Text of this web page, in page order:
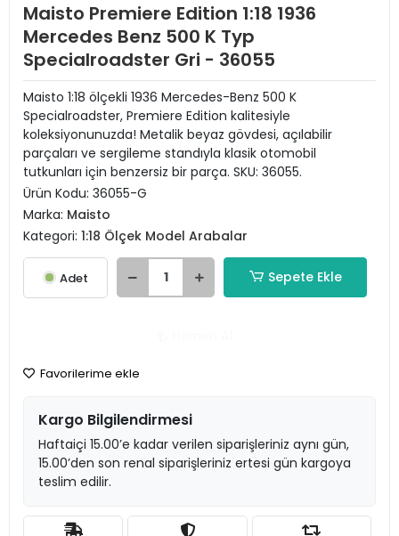
Maisto Premiere Edition 1:18 1936
Mercedes Benz 500 K Typ
Specialroadster Gri - 36055
Maisto 1:18 ölçekli 1936 Mercedes-Benz 500 K
Specialroadster, Premiere Edition kalitesiyle
koleksiyonunuzda! Metalik beyaz gövdesi, açılabilir
parçaları ve sergileme standıyla klasik otomobil
tutkunları için benzersiz bir parça. SKU: 36055.
Ürün Kodu: 36055-G
Marka: Maisto
Kategori: 1:18 Ölçek Model Arabalar
Adet Sepete Ekle
Favorilerime ekle
Kargo Bilgilendirmesi
Haftaiçi 15.00’e kadar verilen siparişleriniz aynı gün,
15.00’den son renal siparişleriniz ertesi gün kargoya
teslim edilir.